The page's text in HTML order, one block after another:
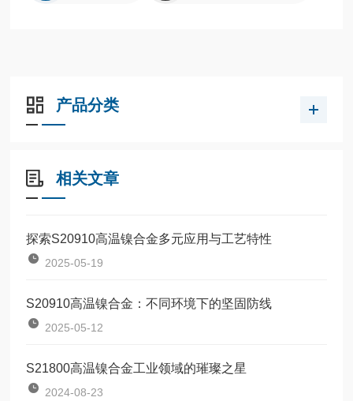
产品分类
相关文章
探索S20910高温镍合金多元应用与工艺特性
2025-05-19
S20910高温镍合金：不同环境下的坚固防线
2025-05-12
S21800高温镍合金工业领域的璀璨之星
2024-08-23